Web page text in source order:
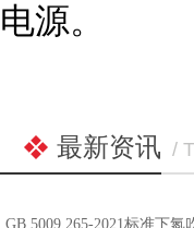
电源。
最新资讯 /
GB 5009.265-2021标准下